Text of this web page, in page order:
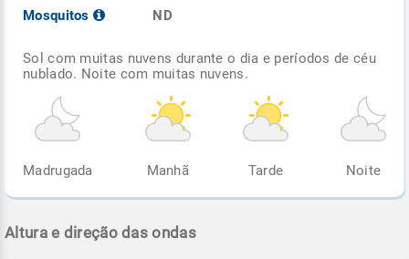
Mosquitos
ND
Sol com muitas nuvens durante o dia e períodos de céu
nublado. Noite com muitas nuvens.
Madrugada Manhã Tarde Noite
Altura e direção das ondas